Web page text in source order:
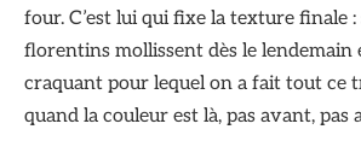
four. C’est lui qui fixe la texture finale :
florentins mollissent dès le lendemain
craquant pour lequel on a fait tout ce
quand la couleur est là, pas avant, pas